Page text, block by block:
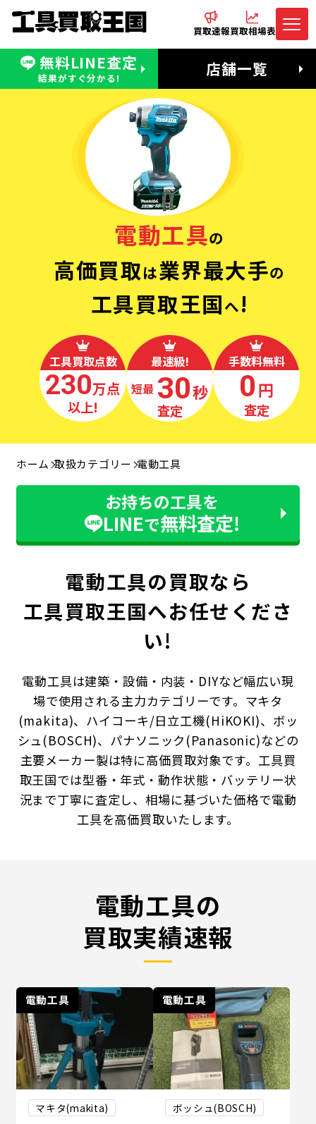
買取速報買取相場表
無料LINE査定
結果がすぐ分かる! 店舗一覧
無料LINE査定
受付：11:00〜19:00 木曜定休日
電話でお問合わせ
営業時間：11:00〜20:00
電動工具の
高価買取は業界最大手の
工具買取王国へ!
工具買取点数
230万点
以上!
最速級!
最短 30秒
査定
手数料無料
0円
査定
ホーム 取扱カテゴリー 電動工具
お持ちの工具を
LINEで無料査定!
電動工具の買取なら
工具買取王国へお任せくださ
い!
電動工具は建築・設備・内装・DIYなど幅広い現
場で使用される主力カテゴリーです。マキタ
(makita)、ハイコーキ/日立工機(HiKOKI)、ボッ
シュ(BOSCH)、パナソニック(Panasonic)などの
主要メーカー製は特に高価買取対象です。工具買
取王国では型番・年式・動作状態・バッテリー状
況まで丁寧に査定し、相場に基づいた価格で電動
工具を高価買取いたします。
電動工具の
買取実績速報
電動工具
マキタ(makita)
電動工具
ボッシュ(BOSCH)